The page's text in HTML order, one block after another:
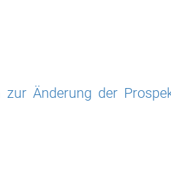
zur Änderung der